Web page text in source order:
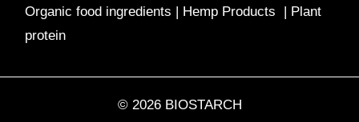
Organic food ingredients | Hemp Products | Plant
protein
© 2026 BIOSTARCH